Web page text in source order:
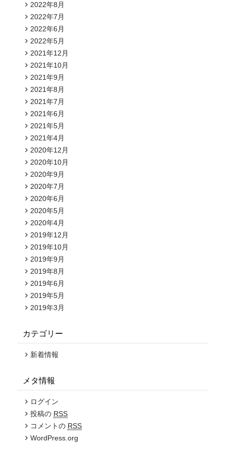
2022年8月
2022年7月
2022年6月
2022年5月
2021年12月
2021年10月
2021年9月
2021年8月
2021年7月
2021年6月
2021年5月
2021年4月
2020年12月
2020年10月
2020年9月
2020年7月
2020年6月
2020年5月
2020年4月
2019年12月
2019年10月
2019年9月
2019年8月
2019年6月
2019年5月
2019年3月
カテゴリー
新着情報
メタ情報
ログイン
投稿の RSS
コメントの RSS
WordPress.org